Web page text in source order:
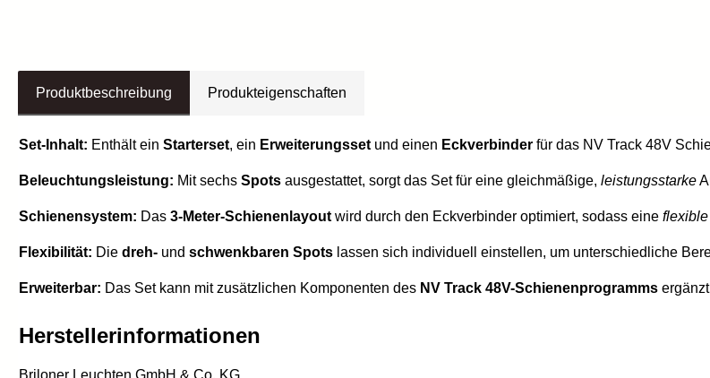
Produktbeschreibung Produkteigenschaften
Set-Inhalt: Enthält ein Starterset, ein Erweiterungsset und einen Eckverbinder für das NV Track 48V
Beleuchtungsleistung: Mit sechs Spots ausgestattet, sorgt das Set für eine gleichmäßige, leistungsstarke
Schienensystem: Das 3-Meter-Schienenlayout wird durch den Eckverbinder optimiert, sodass eine flexible
Flexibilität: Die dreh- und schwenkbaren Spots lassen sich individuell einstellen, um unterschiedliche
Erweiterbar: Das Set kann mit zusätzlichen Komponenten des NV Track 48V-Schienenprogramms
Herstellerinformationen
Briloner Leuchten GmbH & Co. KG